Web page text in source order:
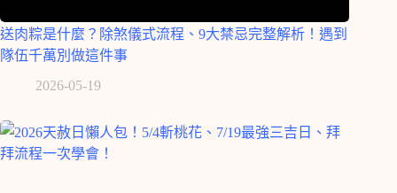
送肉粽是什麼？除煞儀式流程、9大禁忌完整解析！遇到
隊伍千萬別做這件事
2026-05-19